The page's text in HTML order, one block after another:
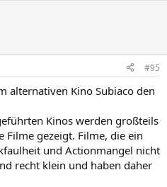
#95
alternativen Kino Subiaco den
Kinos werden großteils
Filme gezeigt. Filme, die ein
und Actionmangel nicht
recht klein und haben daher